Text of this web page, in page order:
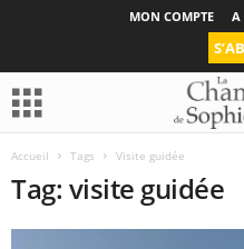
MON COMPTE A
Accueil Tags Visite guidée
Tag: visite guidée